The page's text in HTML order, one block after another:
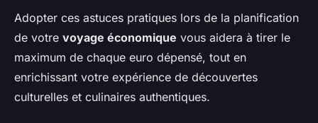
Adopter ces astuces pratiques lors de la planification
de votre voyage économique vous aidera à tirer le
maximum de chaque euro dépensé, tout en
enrichissant votre expérience de découvertes
culturelles et culinaires authentiques.